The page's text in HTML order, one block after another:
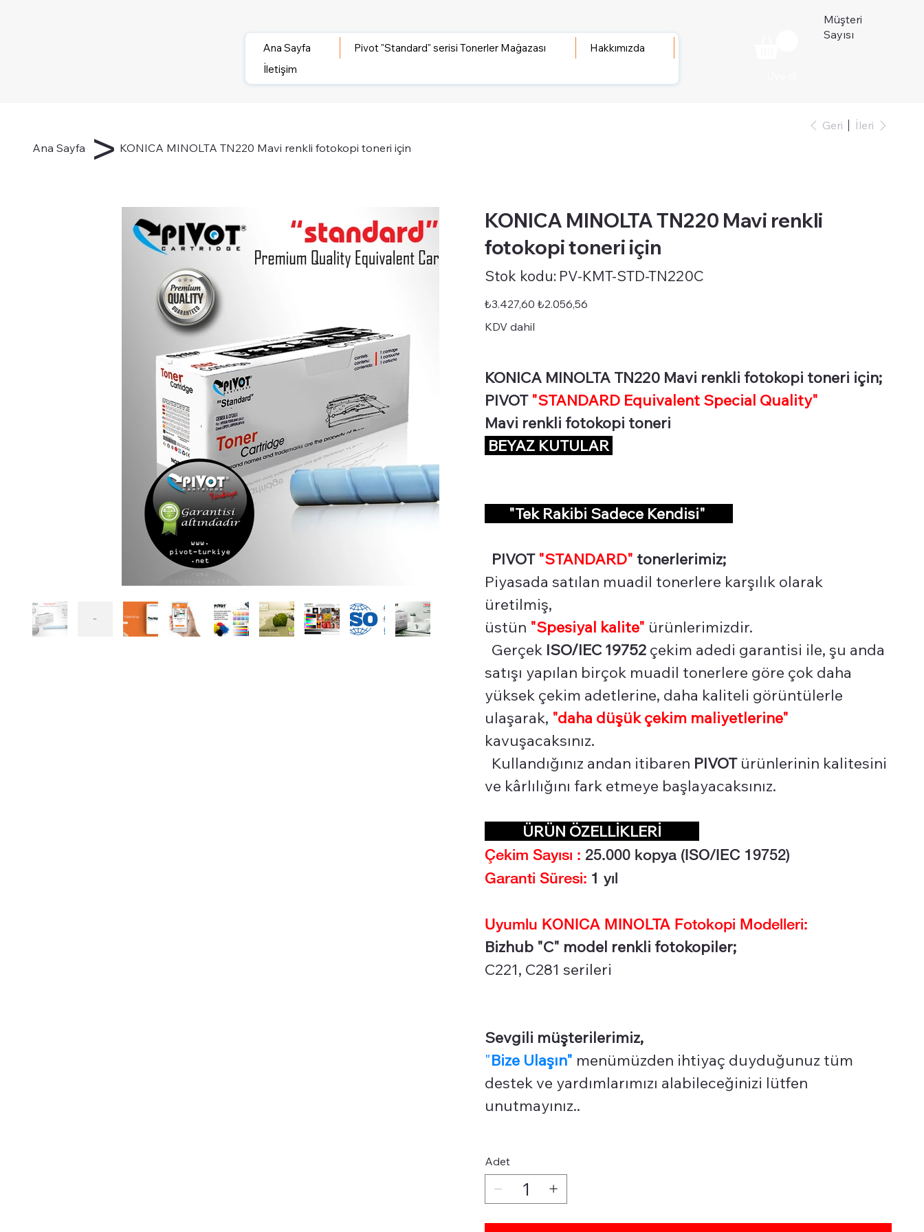
Ana Sayfa Pivot "Standard" serisi Tonerler Mağazası
Hakkımızda
İletişim
Müşteri
Sayısı
Ana Sayfa > KONICA MINOLTA TN220 Mavi renkli fotokopi toneri için
Geri İleri
KONICA MINOLTA TN220 Mavi renkli
fotokopi toneri için
Stok kodu:
kodu:
STD-
TN220C
PV-KMT-STD-TN220C
Orijinal
fiyat
₺3.427,60 İndirimli
fiyat
₺2.056,56
KDV dahil
KONICA MINOLTA TN220 Mavi renkli fotokopi toneri için;
PIVOT "STANDARD Equivalent Special Quality"
Mavi renkli fotokopi toneri
BEYAZ KUTULAR
"Tek Rakibi Sadece Kendisi"
PIVOT "STANDARD" tonerlerimiz;
Piyasada satılan muadil tonerlere karşılık olarak
üretilmiş,
üstün "Spesiyal kalite" ürünlerimizdir.
Gerçek ISO/IEC 19752 çekim adedi garantisi ile, şu anda
satışı yapılan birçok muadil tonerlere göre çok daha
yüksek çekim adetlerine, daha kaliteli görüntülerle
ulaşarak, "daha düşük çekim maliyetlerine"
kavuşacaksınız.
Kullandığınız andan itibaren PIVOTürünlerinin kalitesini
ve kârlılığını fark etmeye başlayacaksınız.
ÜRÜN ÖZELLİKLERİ
Çekim Sayısı : 25.000 kopya (ISO/IEC 19752)
Garanti Süresi: 1 yıl
Uyumlu KONICA MINOLTA Fotokopi Modelleri:
Bizhub "C" model renkli fotokopiler;
C221, C281 serileri
Sevgili müşterilerimiz,
"Bize Ulaşın" menümüzden ihtiyaç duyduğunuz tüm
destek ve yardımlarımızı alabileceğinizi lütfen
unutmayınız..
Adet